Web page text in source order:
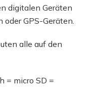
digitalen Geräten
GPS-Geräten.
alle auf den
= micro SD =